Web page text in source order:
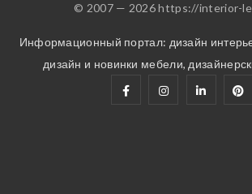
© 2007 — 2026 https://interior-
Информационный портал: дизайн
дизайн и новинки мебели,